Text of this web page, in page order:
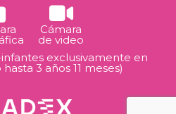
Cámara
de video
exclusivamente en
3 años 11 meses)